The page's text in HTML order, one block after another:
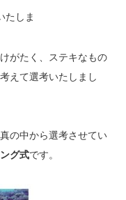
たしま
がたく、ステキなもの
えて選考いたしまし
の中から選考させてい
グ式です。